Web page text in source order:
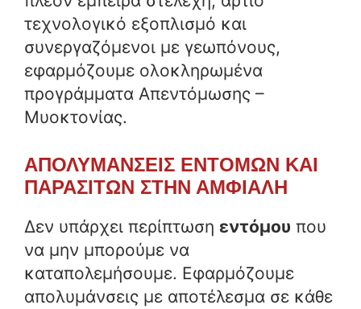
τεχνολογικό εξοπλισμό και
συνεργαζόμενοι με γεωπόνους,
εφαρμόζουμε ολοκληρωμένα
προγράμματα Απεντόμωσης –
Μυοκτονίας.
ΑΠΟΛΥΜΑΝΣΕΙΣ ΕΝΤΟΜΩΝ ΚΑΙ
ΠΑΡΑΣΙΤΩΝ ΣΤΗΝ ΑΜΦΙΑΛΗ
Δεν υπάρχει περίπτωση εντόμου που
να μην μπορούμε να
καταπολεμήσουμε. Εφαρμόζουμε
απολυμάνσεις με αποτέλεσμα σε κάθε